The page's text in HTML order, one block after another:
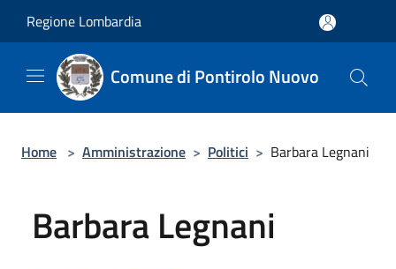
Regione Lombardia
Comune di Pontirolo Nuovo
Home > Amministrazione > Politici > Barbara Legnani
Barbara Legnani